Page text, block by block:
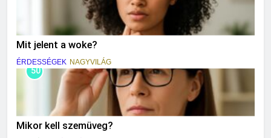
Mit jelent a woke?
ÉRDESSÉGEK NAGYVILÁG
50
Mikor kell szemüveg?